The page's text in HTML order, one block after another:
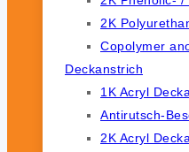
2K
Copolymer
Deckanstrich
1K Acryl
Antirutsch-
2K Acryl